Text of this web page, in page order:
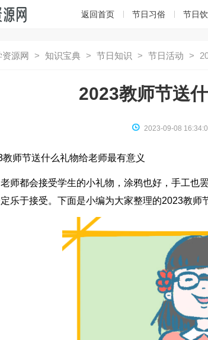
返回首页 节日习俗 节日
源网 > 知识宝典 > 节日知识 > 节日活动 >
2023教师节送
 2023-09-08
教师节送什么礼物给老师最有意义
师都会接受学生的小礼物，涂鸦也好，手工也
乐于接受。下面是小编为大家整理的2023教师